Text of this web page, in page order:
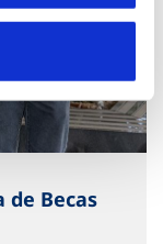
de Becas